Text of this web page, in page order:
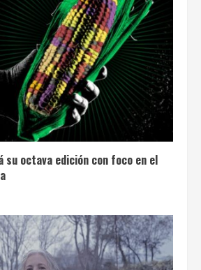
su octava edición con foco en el